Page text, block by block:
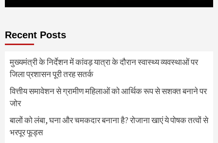
Recent Posts
मुख्यमंत्री के निर्देशन में कांवड़ यात्रा के दौरान स्वास्थ्य व्यवस्थाओं पर
जिला प्रशासन पूरी तरह सतर्क
वित्तीय समावेशन से ग्रामीण महिलाओं को आर्थिक रूप से सशक्त बनाने पर
जोर
बालों को लंबा, घना और चमकदार बनाना है? रोजाना खाएं ये पोषक तत्वों से
भरपूर फूड्स